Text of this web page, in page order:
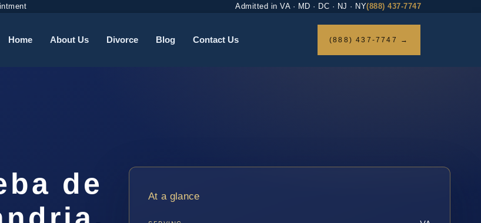
Admitted in VA · MD · DC · NJ · NY(888) 437-7747
Home About Us Divorce Blog Contact Us (888) 437-7747 →
de
At a glance